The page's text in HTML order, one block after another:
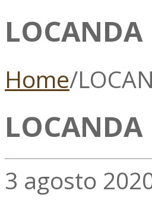
LOCANDA
Home/
LOCANDA
3 agosto